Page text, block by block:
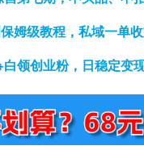
姆级教程，私域一单
领创业粉，日稳定变